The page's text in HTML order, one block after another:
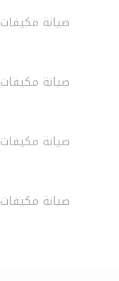
صيانة مكيفات
صيانة مكيفات
صيانة مكيفات
صيانة مكيفات